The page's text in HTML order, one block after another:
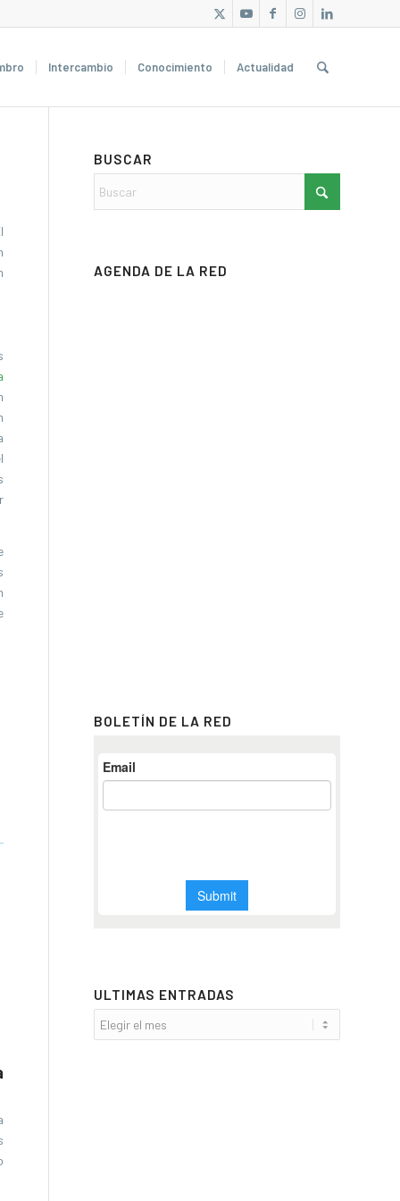
Intercambio Conocimiento Actualidad
BUSCAR
AGENDA DE LA RED
BOLETÍN DE LA RED
ULTIMAS ENTRADAS